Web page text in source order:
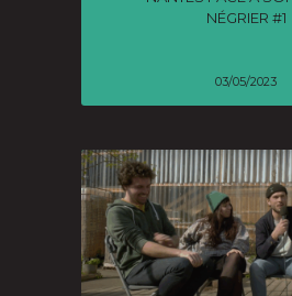
NÉGRIER #1
03/05/2023